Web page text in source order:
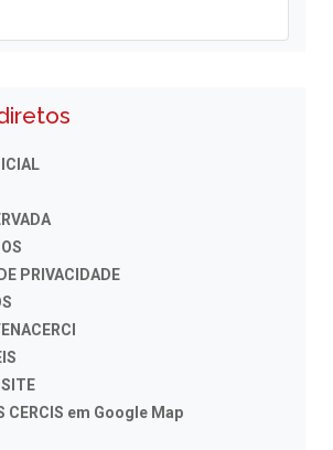
PRIVACIDADE
CERCIS em Google Map